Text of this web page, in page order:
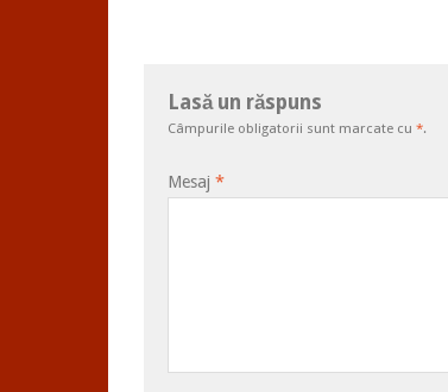
Lasă un răspuns
Câmpurile obligatorii sunt marcate cu *.
Mesaj *